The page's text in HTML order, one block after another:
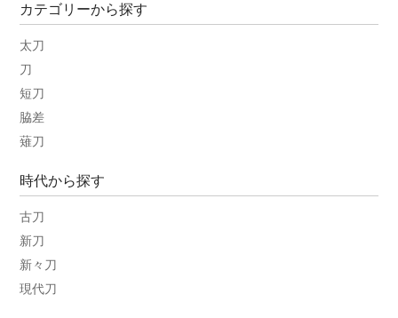
カテゴリーから探す
太刀
刀
短刀
脇差
薙刀
時代から探す
古刀
新刀
新々刀
現代刀